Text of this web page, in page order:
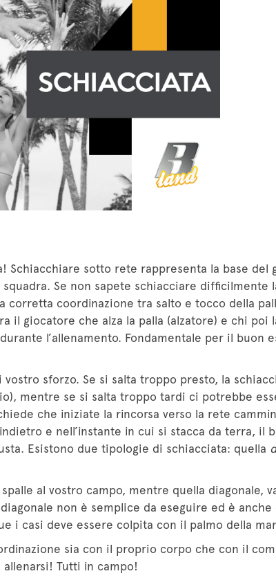
Schiacchiare sotto rete rappresenta la base del
Se non sapete schiacciare difficilmente
coordinazione tra salto e tocco della
giocatore che alza la palla (alzatore) e chi poi
l’allenamento. Fondamentale per il buon
sforzo. Se si salta troppo presto, la
mentre se si salta troppo tardi ci potrebbe
che iniziate la rincorsa verso la rete
e nell’instante in cui si stacca da terra, il
Esistono due tipologie di schiacciata: quella
al vostro campo, mentre quella diagonale,
non è semplice da eseguire ed è anche
i casi deve essere colpita con il palmo della
sia con il proprio corpo che con il
Tutti in campo!